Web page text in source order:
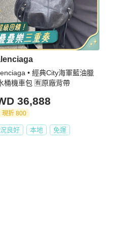
• 經典City海軍藍油臘
桶機車包 🈶原廠背帶
36,888
現折 800
良好 本地 免運